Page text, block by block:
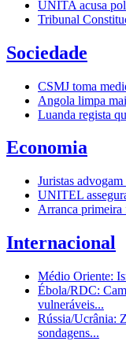
UNITA acusa
Tribunal
Sociedade
CSMJ toma
Angola limpa
Luanda regista
Economia
Juristas
UNITEL
Arranca primeira
Internacional
Médio Oriente:
Ébola/RDC:
vulneráveis...
Rússia/Ucrânia:
sondagens...